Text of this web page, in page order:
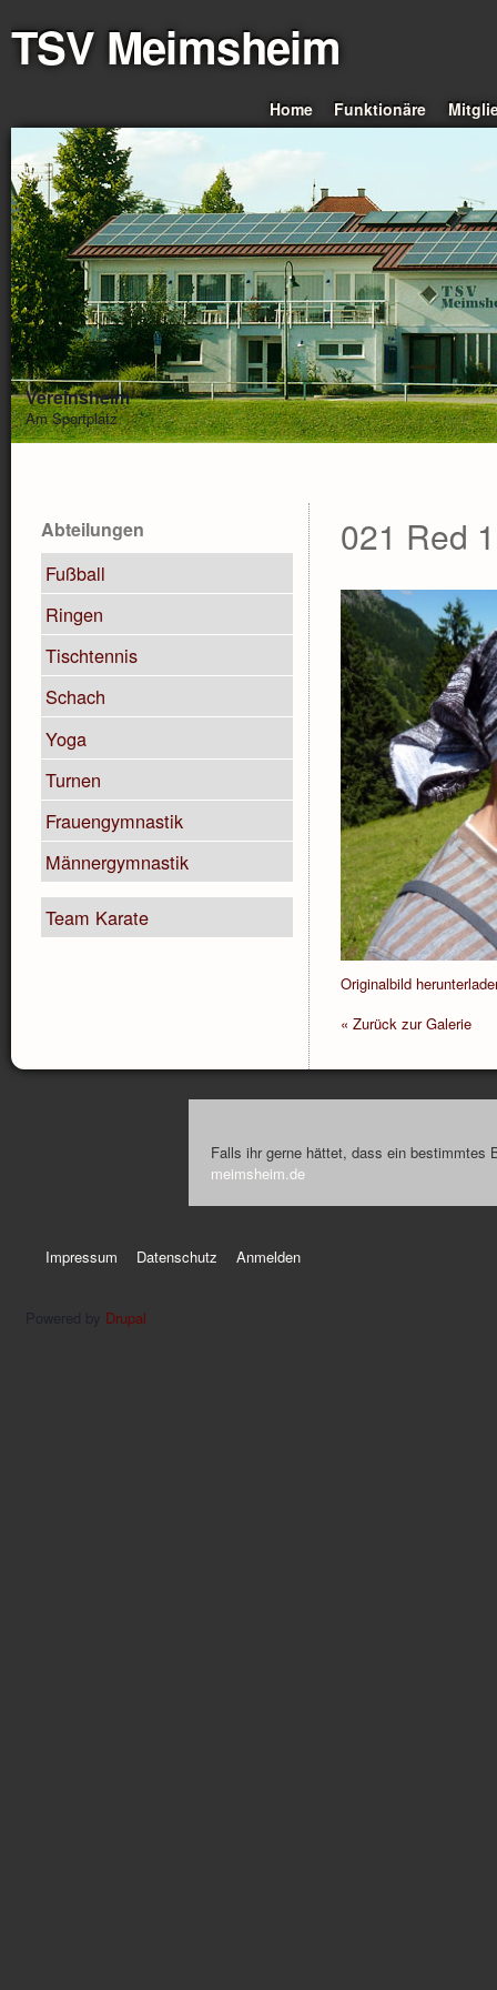
TSV Meimsheim
Home Funktionäre
Vereinsheim
Am Sportplatz
Abteilungen
Fußball
Ringen
Tischtennis
Schach
Yoga
Turnen
Frauengymnastik
Männergymnastik
Team Karate
021 Red 1
Originalbild
« Zurück zur Galerie
Falls ihr gerne hättet, dass ein
meimsheim.de
Impressum Datenschutz Anmelden
Drupal